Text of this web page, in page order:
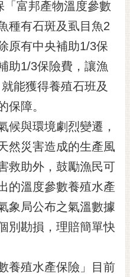
「富邦產物溫度參數
種有石斑及虱目魚2
原有中央補助1/3保
助1/3保險費，讓漁
能獲得養殖石班及
保障。
與環境劇烈變遷，
然災害造成的生產風
救助外，鼓勵漁民可
的溫度參數養殖水產
象局公布之氣溫數據
別勘損，理賠簡單快
殖水產保險」目前